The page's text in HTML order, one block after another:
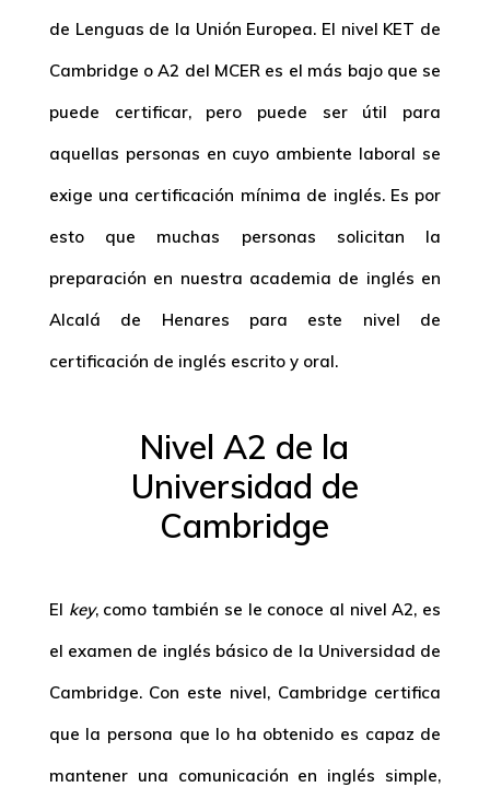
de Lenguas de la Unión Europea. El nivel KET de
Cambridge o A2 del MCER es el más bajo que se
puede certificar, pero puede ser útil para
aquellas personas en cuyo ambiente laboral se
exige una certificación mínima de inglés. Es por
esto que muchas personas solicitan la
preparación en nuestra academia de inglés en
Alcalá de Henares para este nivel de
certificación de inglés escrito y oral.
Nivel A2 de la
Universidad de
Cambridge
El key, como también se le conoce al nivel A2, es
el examen de inglés básico de la Universidad de
Cambridge. Con este nivel, Cambridge certifica
que la persona que lo ha obtenido es capaz de
mantener una comunicación en inglés simple,